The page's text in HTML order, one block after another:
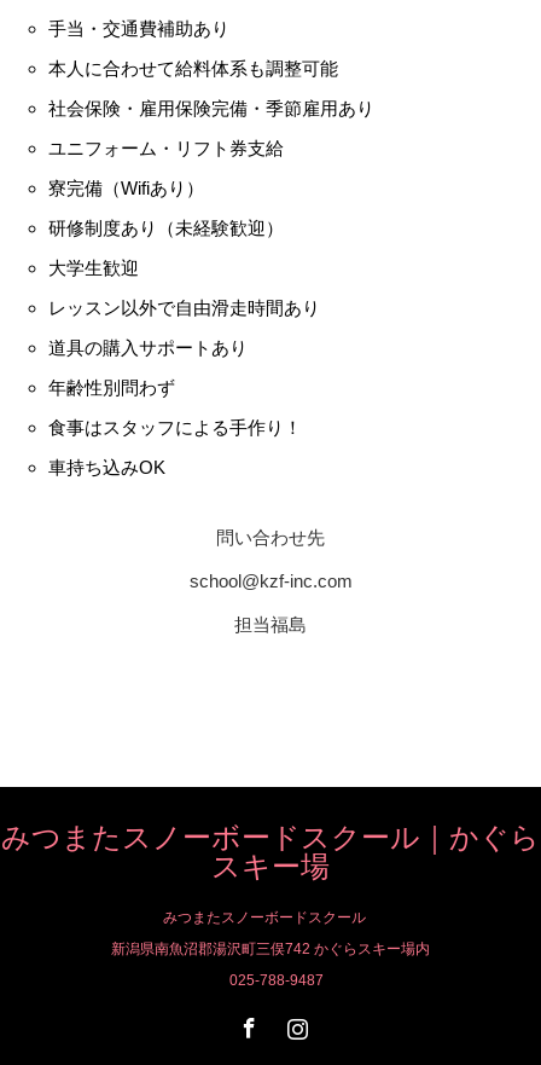
手当・交通費補助あり
本人に合わせて給料体系も調整可能
社会保険・雇用保険完備・季節雇用あり
ユニフォーム・リフト券支給
寮完備（Wifiあり）
研修制度あり（未経験歓迎）
大学生歓迎
レッスン以外で自由滑走時間あり
道具の購入サポートあり
年齢性別問わず
食事はスタッフによる手作り！
車持ち込みOK
問い合わせ先
school@kzf-inc.com
担当福島
みつまたスノーボードスクール｜かぐら
スキー場
みつまたスノーボードスクール
新潟県南魚沼郡湯沢町三俣742 かぐらスキー場内
025-788-9487